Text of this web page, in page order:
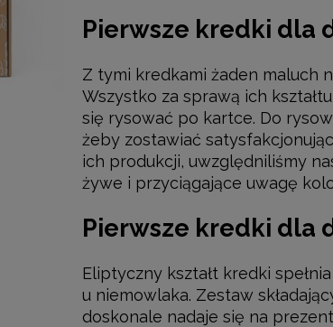
Kredki Malucha 8 sztuk
DO KOSZYKA
Pierwsze kredki dla
Z tymi kredkami żaden maluch
Wszystko za sprawą ich
się rysować po kartce. Do
żeby zostawiać
ich produkcji, uwzględniliśmy
żywe i przyciągające uwagę
Pierwsze kredki dla
Eliptyczny kształt kredki
u niemowlaka. Zestaw
doskonale nadaje się na